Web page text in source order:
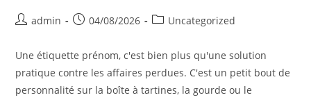
Postadmin
Post04/08/2026
PostUncategorized
Une étiquette prénom, c'est bien plus qu'une solution
pratique contre les affaires perdues. C'est un petit bout de
personnalité sur la boîte à tartines, la gourde ou le